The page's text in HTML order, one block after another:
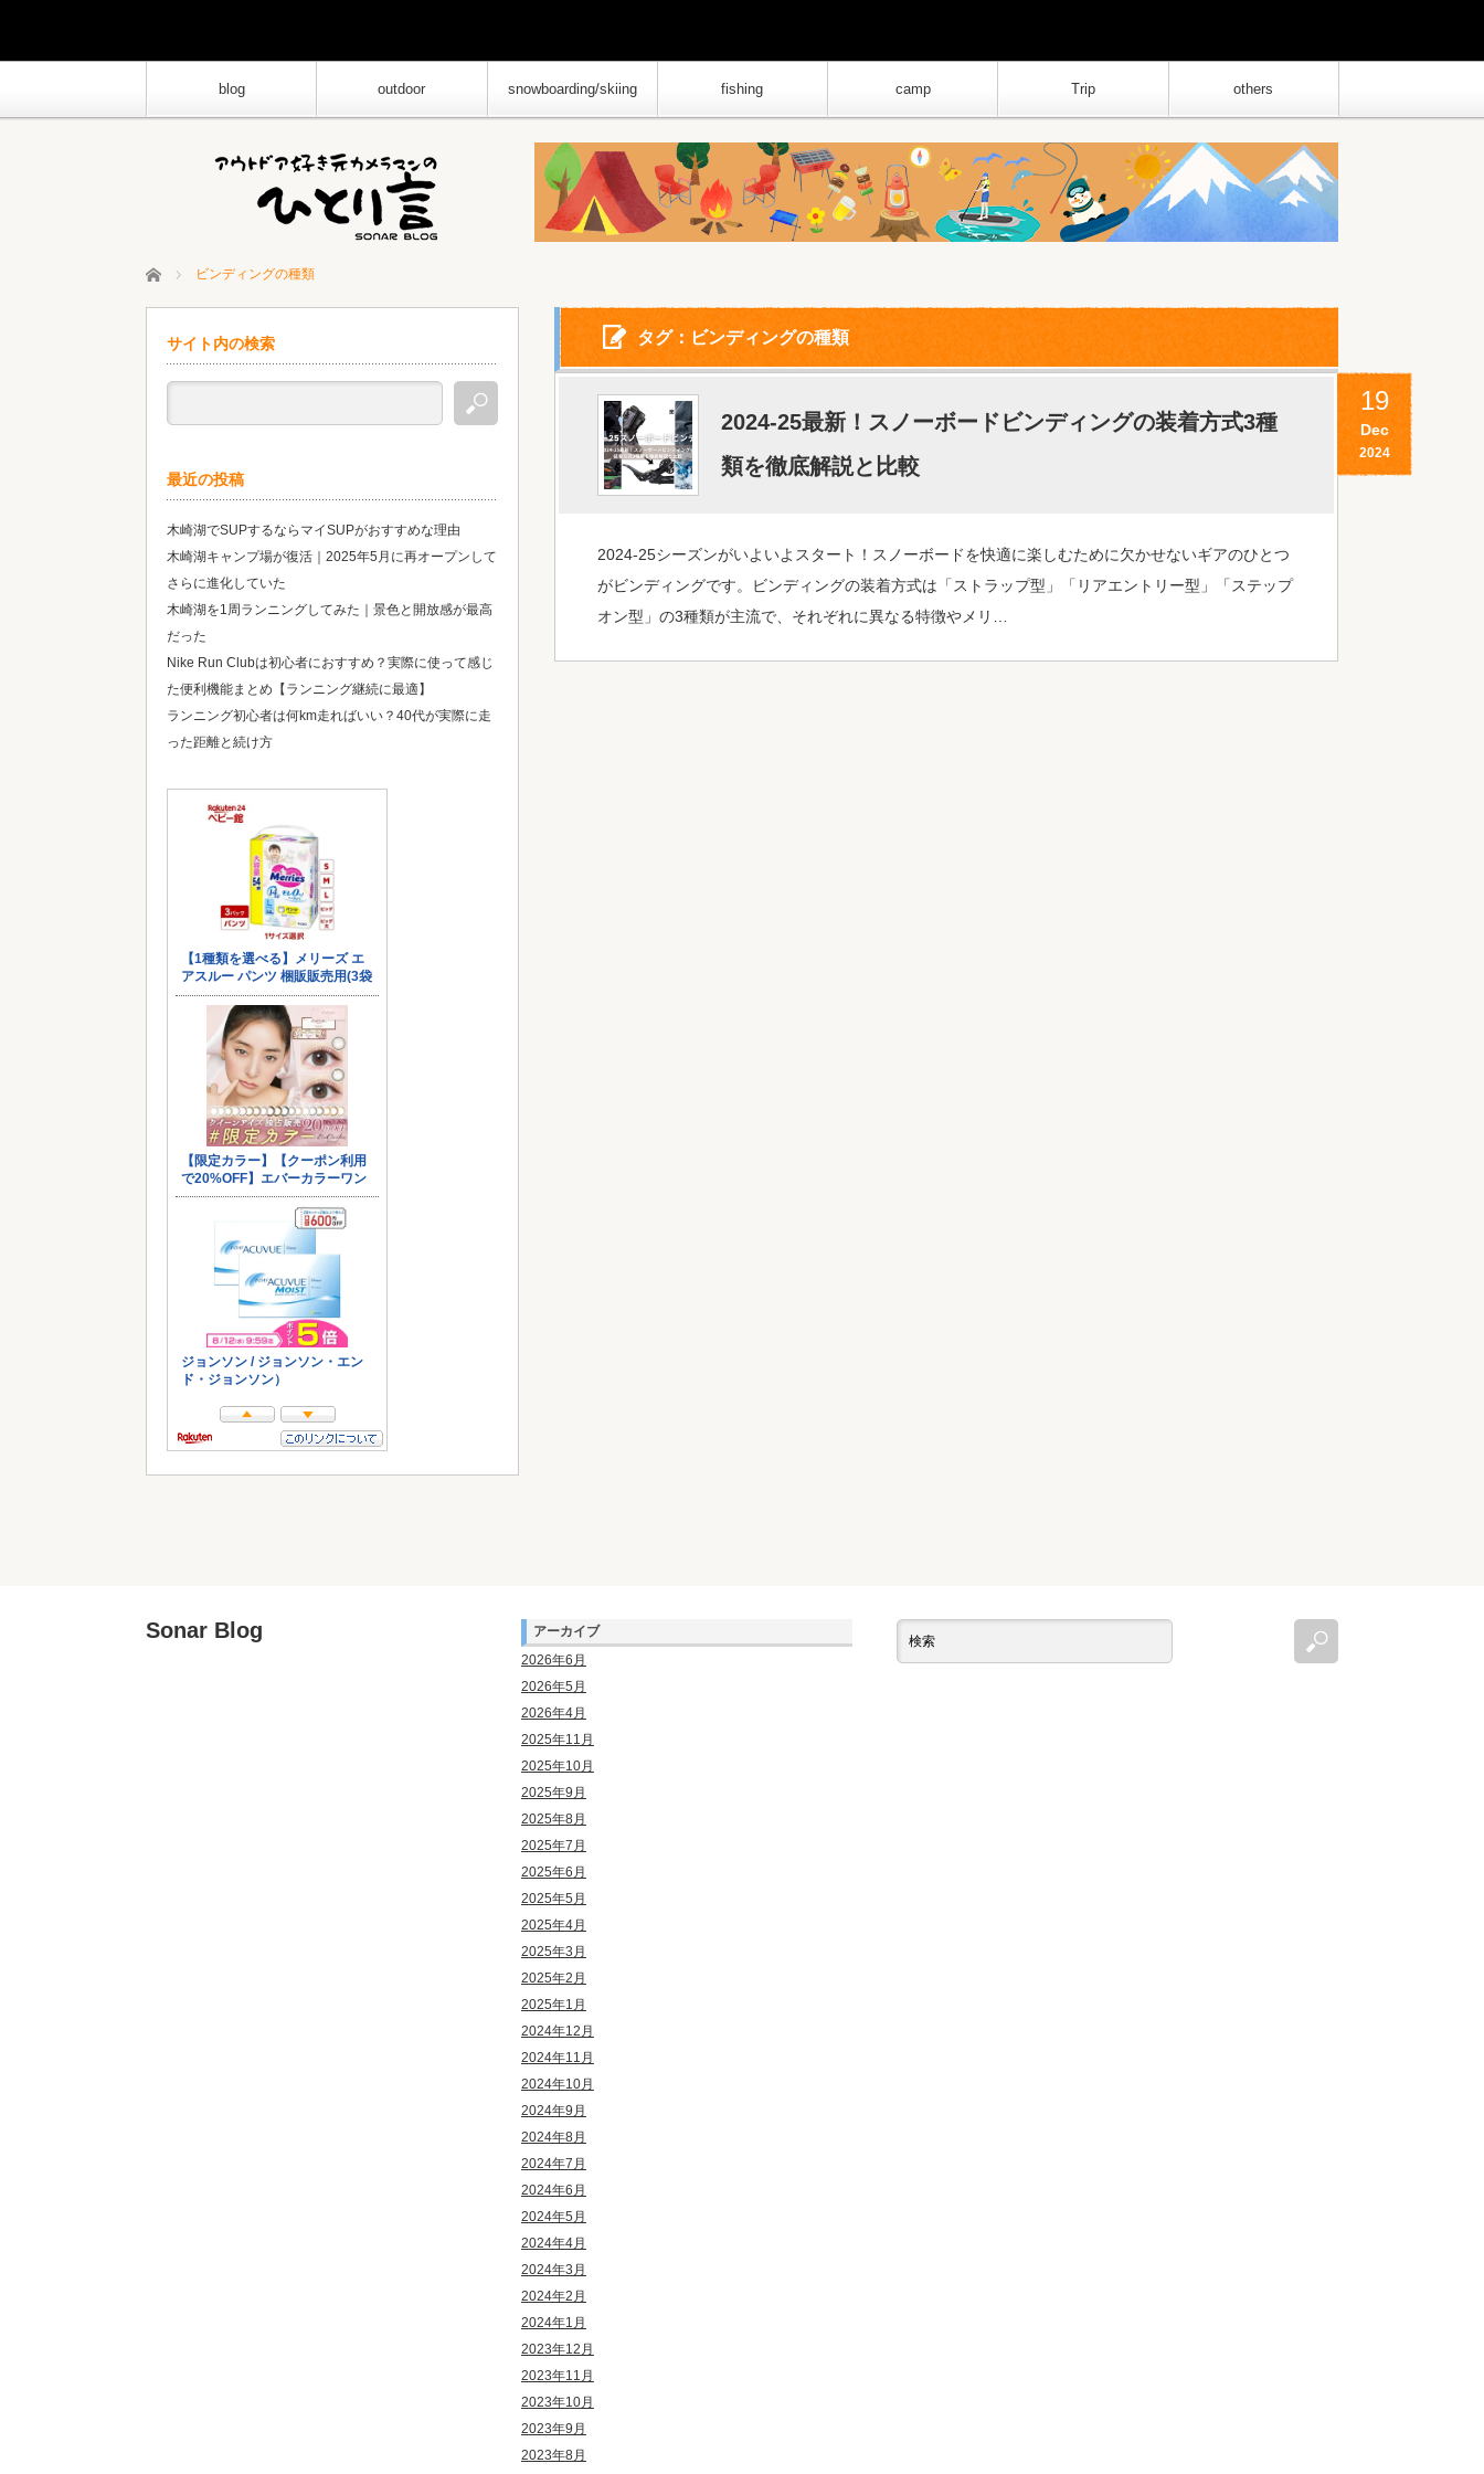
blog outdoor snowboarding/skiing fishing camp Trip others
ホーム ビンディングの種類
タグ：ビンディングの種類
19
Dec
2024
2024-25最新！スノーボードビンディングの装着方式3種
類を徹底解説と比較
2024-25シーズンがいよいよスタート！スノーボードを快適に楽しむために欠かせないギアのひとつ
がビンディングです。ビンディングの装着方式は「ストラップ型」「リアエントリー型」「ステップ
オン型」の3種類が主流で、それぞれに異なる特徴やメリ…
サイト内の検索
最近の投稿
木崎湖でSUPするならマイSUPがおすすめな理由
木崎湖キャンプ場が復活｜2025年5月に再オープンして
さらに進化していた
木崎湖を1周ランニングしてみた｜景色と開放感が最高
だった
Nike Run Clubは初心者におすすめ？実際に使って感じ
た便利機能まとめ【ランニング継続に最適】
ランニング初心者は何km走ればいい？40代が実際に走
った距離と続け方
Sonar Blog
アーカイブ
2026年6月
2026年5月
2026年4月
2025年11月
2025年10月
2025年9月
2025年8月
2025年7月
2025年6月
2025年5月
2025年4月
2025年3月
2025年2月
2025年1月
2024年12月
2024年11月
2024年10月
2024年9月
2024年8月
2024年7月
2024年6月
2024年5月
2024年4月
2024年3月
2024年2月
2024年1月
2023年12月
2023年11月
2023年10月
2023年9月
2023年8月